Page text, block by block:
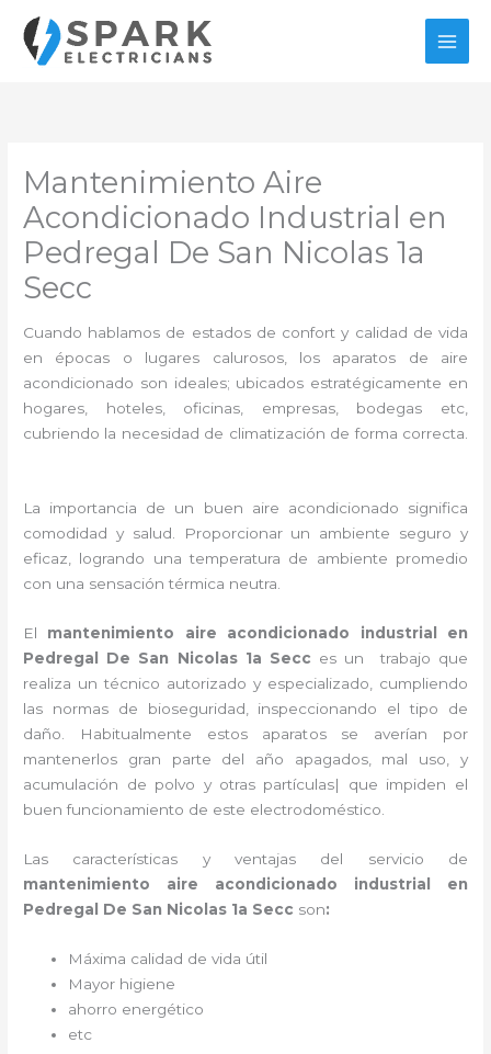
contenido
Mantenimiento Aire
Acondicionado Industrial en
Pedregal De San Nicolas 1a
Secc
Cuando hablamos de estados de confort y calidad de vida
en épocas o lugares calurosos, los aparatos de aire
acondicionado son ideales; ubicados estratégicamente en
hogares, hoteles, oficinas, empresas, bodegas etc,
cubriendo la necesidad de climatización de forma correcta.
La importancia de un buen aire acondicionado significa
comodidad y salud. Proporcionar un ambiente seguro y
eficaz, logrando una temperatura de ambiente promedio
con una sensación térmica neutra.
El mantenimiento aire acondicionado industrial
en
Pedregal De San Nicolas 1a Secc es un
trabajo que
realiza un técnico autorizado y especializado, cumpliendo
las normas de bioseguridad, inspeccionando el tipo de
daño. Habitualmente estos aparatos se averían por
mantenerlos gran parte del año apagados, mal uso, y
acumulación de polvo y otras partículas| que impiden el
buen funcionamiento de este electrodoméstico.
Las características y ventajas del servicio de
mantenimiento aire acondicionado industrial
en
Pedregal De San Nicolas 1a Secc son:
Máxima calidad de vida útil
Mayor higiene
ahorro energético
etc